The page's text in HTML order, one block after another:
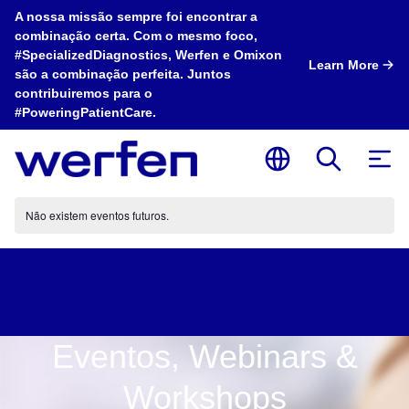
A nossa missão sempre foi encontrar a
combinação certa. Com o mesmo foco,
#SpecializedDiagnostics, Werfen e Omixon
são a combinação perfeita. Juntos
contribuiremos para o
#PoweringPatientCare.
Learn More
Não existem eventos futuros.
Eventos, Webinars &
Workshops